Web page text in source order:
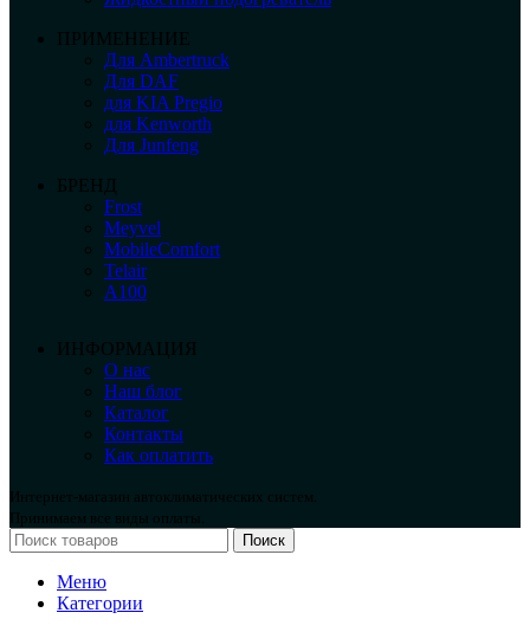
ПРИМЕНЕНИЕ
Для Ambertruck
Для DAF
для KIA Pregio
для Kenworth
Для Junfeng
БРЕНД
Frost
Meyvel
MobileComfort
Telair
А100
ИНФОРМАЦИЯ
О нас
Наш блог
Каталог
Контакты
Как оплатить
Интернет-магазин автоклиматических систем.
Принимаем все виды оплаты.
Поиск
Меню
Категории